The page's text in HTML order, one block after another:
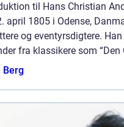
til Hans Christian
april 1805 i Odense,
og eventyrsdigtere.
fra klassikere som “Den
Berg